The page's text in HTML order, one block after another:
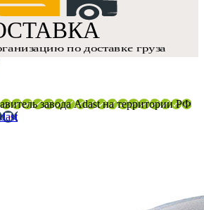
завода Adast на территории РФ